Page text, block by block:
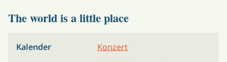
The world is a little place
Kalender
Konzert